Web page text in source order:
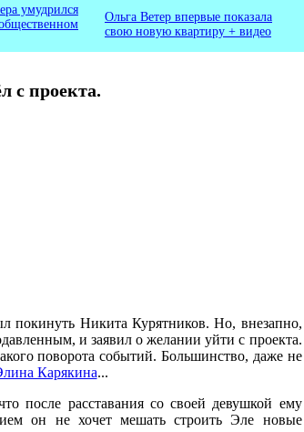
с проекта.
умудрился
Ольга Ветер впервые показала
свою новую квартиру + видео
покинуть Никита Курятников. Но, внезапно,
и заявил о желании уйти с проекта.
поворота событий. Большинство, даже не
Карякина...
после расставания со своей девушкой ему
он не хочет мешать строить Эле новые